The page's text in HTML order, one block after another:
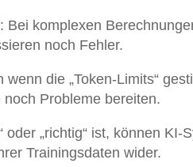
: Bei komplexen
noch Fehler.
wenn die „Token-Limits“
Probleme bereiten.
oder „richtig“ ist, können
Trainingsdaten wider.